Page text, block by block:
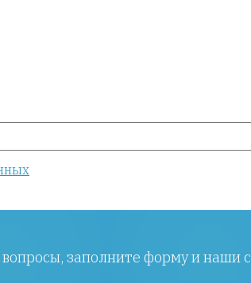
вопросы, заполните форму и